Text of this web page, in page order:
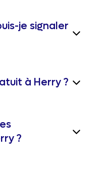
je signaler
à Herry ?
?